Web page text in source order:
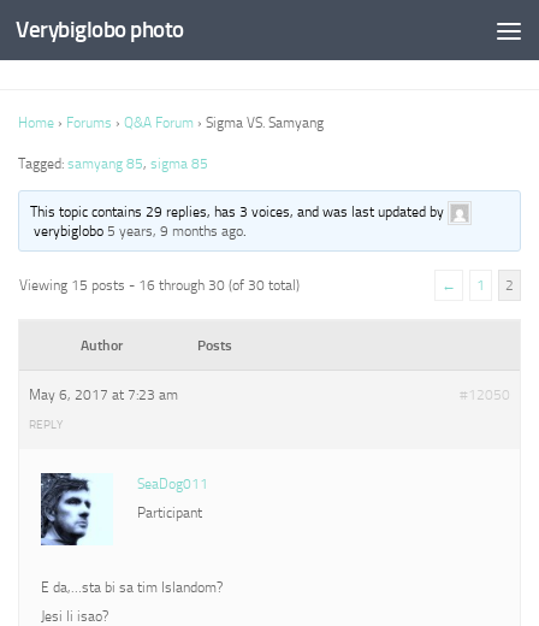
Verybiglobo photo
Home › Forums › Q&A Forum › Sigma VS. Samyang
Tagged: samyang 85, sigma 85
This topic contains 29 replies, has 3 voices, and was last updated by
verybiglobo 5 years, 9 months ago.
Viewing 15 posts - 16 through 30 (of 30 total) ← 1 2
Author Posts
May 6, 2017 at 7:23 am #12050
REPLY
SeaDog011
Participant
E da,…sta bi sa tim Islandom?
Jesi li isao?